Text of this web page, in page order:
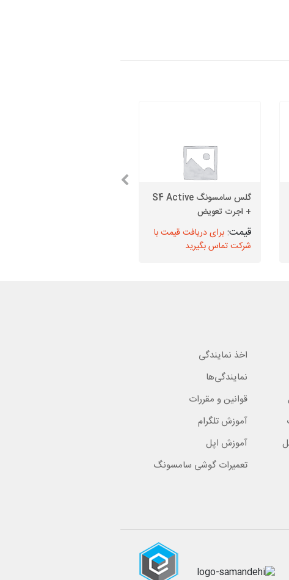
گلس سامسونگ S4 Active
+ اجرت تعویض
برای دریافت قیمت با
شرکت تماس بگیرید
اخذ نمایندگی
نمایندگی‌ها
قوانین و مقررات
آموزش تلگرام
آموزش اپل
تعمیرات گوشی سامسونگ